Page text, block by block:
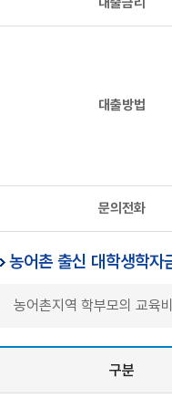
대출방법
문의전화
농어촌 출신 대학생학자
농어촌지역 학부모의 교육
구분